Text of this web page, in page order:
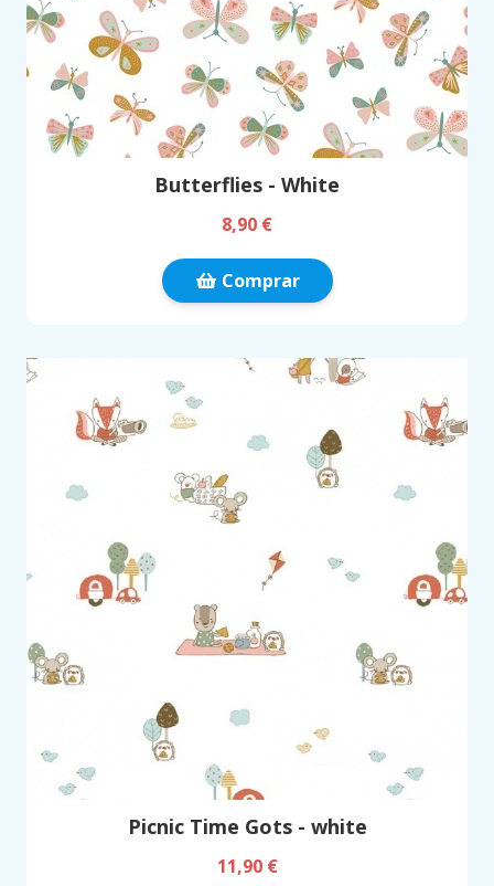
Butterflies - White
8,90 €
Comprar
Picnic Time Gots - white
11,90 €